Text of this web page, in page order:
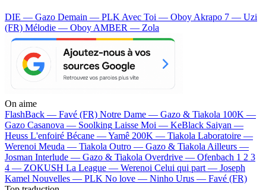
DIE — Gazo Demain — PLK Avec Toi — Oboy Akrapo 7 — Uzi
(FR) Mélodie — Oboy AMBER — Zola
On aime
FlashBack — Favé (FR) Notre Dame — Gazo & Tiakola 100K —
Gazo Casanova — Soolking Laisse Moi — KeBlack Saiyan —
Heuss L'enfoiré Bécane —Yamê 200K — Tiakola Laboratoire —
Werenoi Meuda — Tiakola Outro — Gazo & Tiakola Ailleurs —
Josman Interlude — Gazo & Tiakola Overdrive — Ofenbach 1 2 3
4 — ZOKUSH La League — Werenoi Celui qui part — Joseph
Kamel Nouvelles — PLK No love — Ninho Urus — Favé (FR)